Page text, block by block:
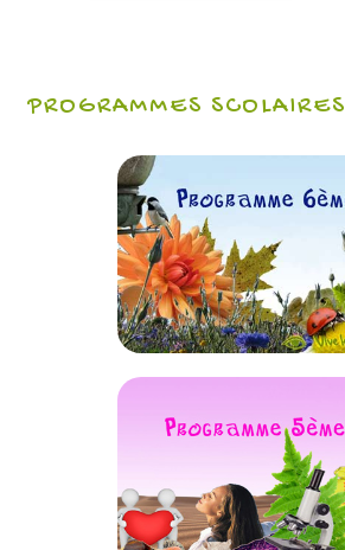
PROGRAMMES SCOLAIRES